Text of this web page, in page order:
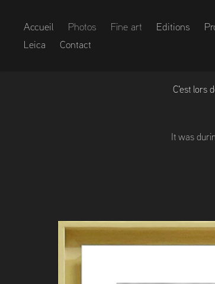
Accueil Photos Fine art Editions
Leica
Contact
C'est lors
It was